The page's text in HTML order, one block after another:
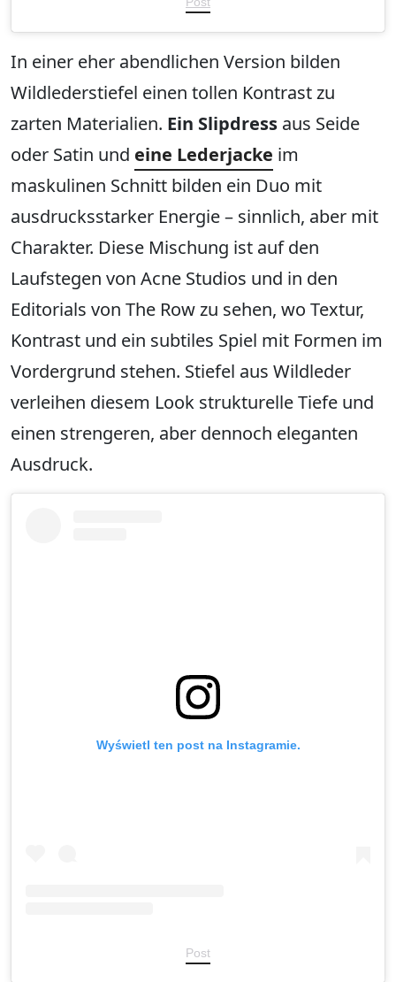
In einer eher abendlichen Version bilden
Wildlederstiefel einen tollen Kontrast zu
zarten Materialien. Ein Slipdress aus Seide
oder Satin und eine Lederjacke im
maskulinen Schnitt bilden ein Duo mit
ausdrucksstarker Energie – sinnlich, aber mit
Charakter. Diese Mischung ist auf den
Laufstegen von Acne Studios und in den
Editorials von The Row zu sehen, wo Textur,
Kontrast und ein subtiles Spiel mit Formen im
Vordergrund stehen. Stiefel aus Wildleder
verleihen diesem Look strukturelle Tiefe und
einen strengeren, aber dennoch eleganten
Ausdruck.
Wyświetl ten post na Instagramie.
Post